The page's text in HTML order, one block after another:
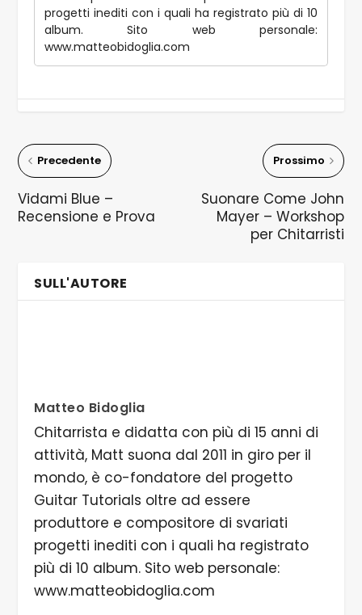
progetti inediti con i quali ha registrato più di 10
album. Sito web personale:
www.matteobidoglia.com
Precedente
Vidami Blue –
Recensione e Prova
Prossimo
Suonare Come John
Mayer – Workshop
per Chitarristi
SULL'AUTORE
Matteo Bidoglia
Chitarrista e didatta con più di 15 anni di
attività, Matt suona dal 2011 in giro per il
mondo, è co-fondatore del progetto
Guitar Tutorials oltre ad essere
produttore e compositore di svariati
progetti inediti con i quali ha registrato
più di 10 album. Sito web personale:
www.matteobidoglia.com